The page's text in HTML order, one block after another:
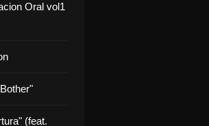
Oral vol1
(feat.